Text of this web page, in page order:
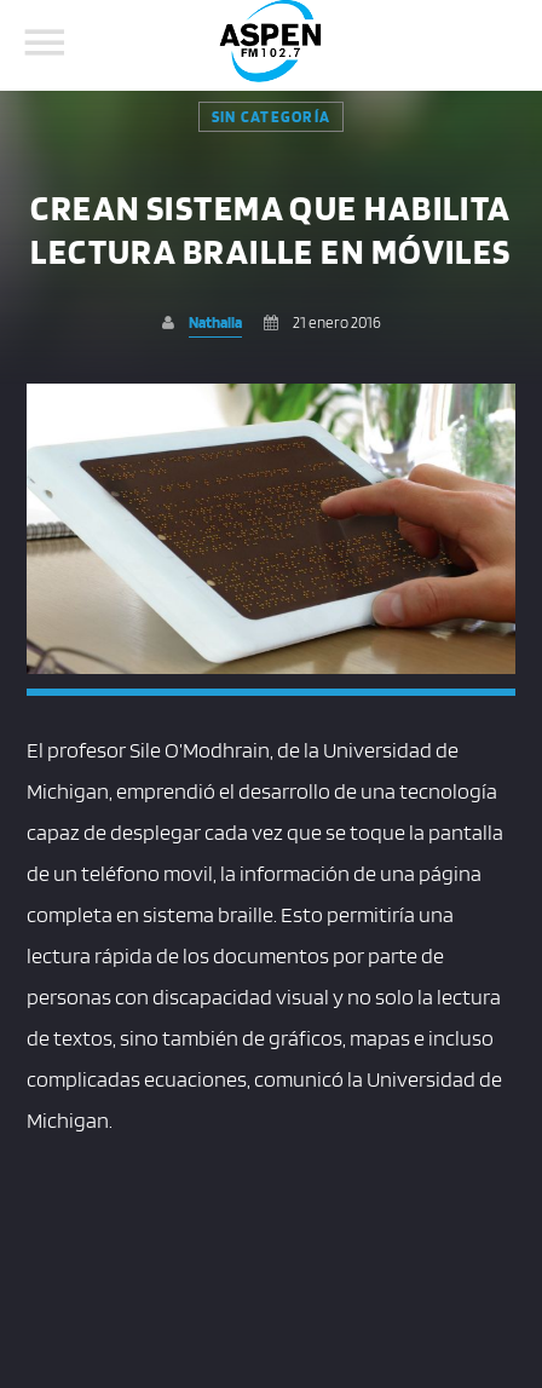
BUSCAR EN EL SITIO:
COMPARTE ESTA PÁGINA EN:
Facebook
Whatsapp
SIN CATEGORÍA
CREAN SISTEMA QUE HABILITA
LECTURA BRAILLE EN MÓVILES
Nathalia 21 enero 2016
El profesor Sile O’Modhrain, de la Universidad de
Michigan, emprendió el desarrollo de una tecnología
capaz de desplegar cada vez que se toque la pantalla
de un teléfono movil, la información de una página
completa en sistema braille. Esto permitiría una
lectura rápida de los documentos por parte de
personas con discapacidad visual y no solo la lectura
de textos, sino también de gráficos, mapas e incluso
complicadas ecuaciones, comunicó la Universidad de
Michigan.